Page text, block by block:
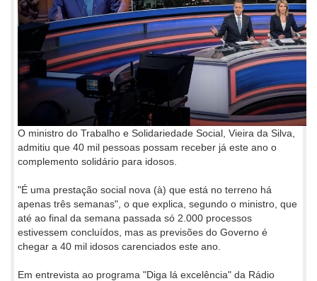
O ministro do Trabalho e Solidariedade Social, Vieira da Silva,
admitiu que 40 mil pessoas possam receber já este ano o
complemento solidário para idosos.
"É uma prestação social nova (à) que está no terreno há
apenas três semanas", o que explica, segundo o ministro, que
até ao final da semana passada só 2.000 processos
estivessem concluídos, mas as previsões do Governo é
chegar a 40 mil idosos carenciados este ano.
Em entrevista ao programa "Diga lá excelência" da Rádio